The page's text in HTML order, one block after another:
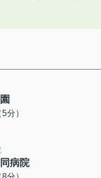
分）
病院